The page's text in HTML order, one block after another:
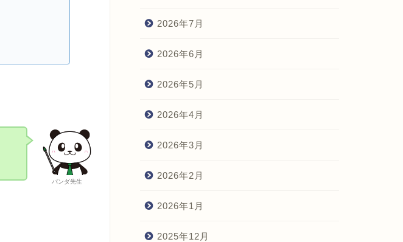
パンダ先生
2026年7月
2026年6月
2026年5月
2026年4月
2026年3月
2026年2月
2026年1月
2025年12月